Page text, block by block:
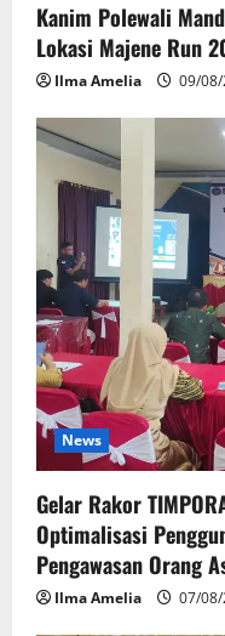
Kanim Polewali
Lokasi Majene Run
Ilma Amelia 09/
News
Gelar Rakor
Optimalisasi
Pengawasan Orang
Ilma Amelia 07/